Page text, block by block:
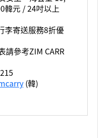
韓元 / 24吋以上
李寄送服務8折優
參考ZIM CARR
(韓)